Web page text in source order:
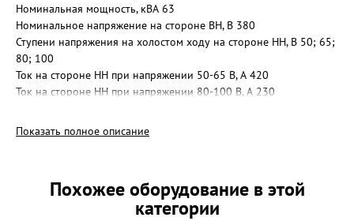
Номинальная мощность, кВА 63
Номинальное напряжение на стороне ВН, В 380
Ступени напряжения на холостом ходу на стороне НН, В 50; 65;
80; 100
Ток на стороне НН при напряжении 50-65 В, А 420
Ток на стороне НН при напряжении 80-100 В, А 230
830
Масса, кг 250
15543.1-89 и ГОСТ 15150-69 для исполнения УЗ;
верхнее рабочее и эффективное значение температуры
Показать полное описание
Похожее оборудование в этой
категории